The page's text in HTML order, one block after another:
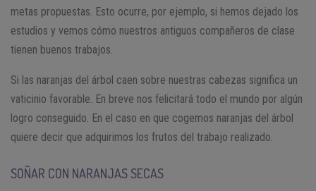
metas propuestas. Esto ocurre, por ejemplo, si hemos dejado los
estudios y vemos cómo nuestros antiguos compañeros de clase
tienen buenos trabajos.
Si las naranjas del árbol caen sobre nuestras cabezas significa un
vaticinio favorable. En breve nos felicitará todo el mundo por algún
logro conseguido. En el caso en que cogemos naranjas del árbol
quiere decir que adquirimos los frutos del trabajo realizado.
SOÑAR CON NARANJAS SECAS